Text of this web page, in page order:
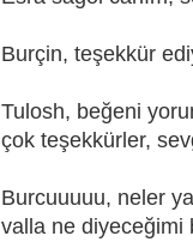
Burçin, teşekkür
Tulosh, beğeni
çok teşekkürler,
Burcuuuuu, neler
valla ne diyeceğimi